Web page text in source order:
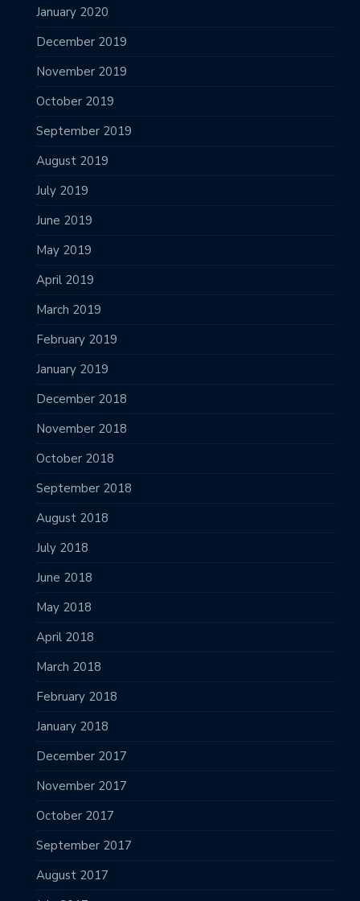
January 2020
December 2019
November 2019
October 2019
September 2019
August 2019
July 2019
June 2019
May 2019
April 2019
March 2019
February 2019
January 2019
December 2018
November 2018
October 2018
September 2018
August 2018
July 2018
June 2018
May 2018
April 2018
March 2018
February 2018
January 2018
December 2017
November 2017
October 2017
September 2017
August 2017